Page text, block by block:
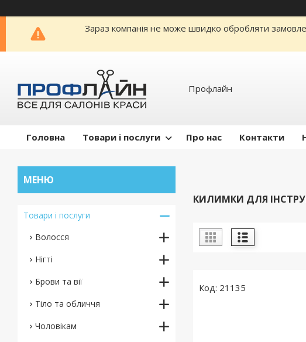
Зараз компанія не може швидко обробляти
Профлайн
Головна Товари і послуги Про нас Контакти
КИЛИМКИ ДЛЯ
21135
Товари і послуги
Волосся
Нігті
Брови та вії
Тіло та обличчя
Чоловікам